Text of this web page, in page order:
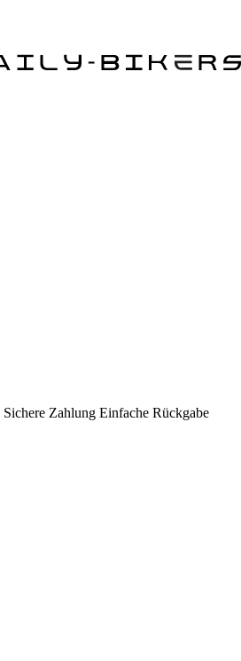
Sichere Zahlung Einfache Rückgabe